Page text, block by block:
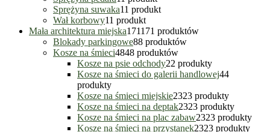
Sprężyna suwaka11 produkt
Wał korbowy11 produkt
Mała architektura miejska171171 produktów
Blokady parkingowe88 produktów
Kosze na śmieci4848 produktów
Kosze na psie odchody22 produkty
Kosze na śmieci do galerii handlowej44
produkty
Kosze na śmieci miejskie2323 produkty
Kosze na śmieci na deptak2323 produkty
Kosze na śmieci na plac zabaw2323 produkty
Kosze na śmieci na przystanek2323 produkty